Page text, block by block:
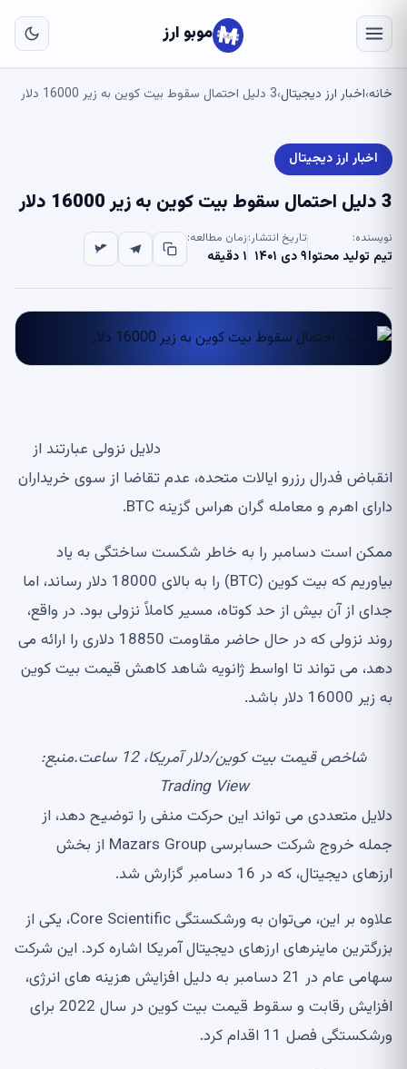
موبو ارز
خانه›اخبار ارز دیجیتال›3 دلیل احتمال سقوط بیت کوین به زیر 16000 دلار
اخبار ارز دیجیتال
3 دلیل احتمال سقوط بیت کوین به زیر 16000 دلار
نویسنده:
تیم تولید محتوا
تاریخ انتشار:
۹ دی ۱۴۰۱
زمان مطالعه:
۱ دقیقه
دلایل نزولی عبارتند از
انقباض فدرال رزرو ایالات متحده، عدم تقاضا از سوی خریداران
دارای اهرم و معامله گران هراس گزینه BTC.
ممکن است دسامبر را به خاطر شکست ساختگی به یاد
بیاوریم که بیت کوین (BTC) را به بالای 18000 دلار رساند، اما
جدای از آن بیش از حد کوتاه، مسیر کاملاً نزولی بود. در واقع،
روند نزولی که در حال حاضر مقاومت 18850 دلاری را ارائه می
دهد، می تواند تا اواسط ژانویه شاهد کاهش قیمت بیت کوین
به زیر 16000 دلار باشد.
شاخص قیمت بیت کوین/دلار آمریکا، 12 ساعت.منبع:
Trading View
دلایل متعددی می تواند این حرکت منفی را توضیح دهد، از
جمله خروج شرکت حسابرسی Mazars Group از بخش
ارزهای دیجیتال، که در 16 دسامبر گزارش شد.
علاوه بر این، می‌توان به ورشکستگی Core Scientific، یکی از
بزرگترین ماینرهای ارزهای دیجیتال آمریکا اشاره کرد. این شرکت
سهامی عام در 21 دسامبر به دلیل افزایش هزینه های انرژی،
افزایش رقابت و سقوط قیمت بیت کوین در سال 2022 برای
ورشکستگی فصل 11 اقدام کرد.